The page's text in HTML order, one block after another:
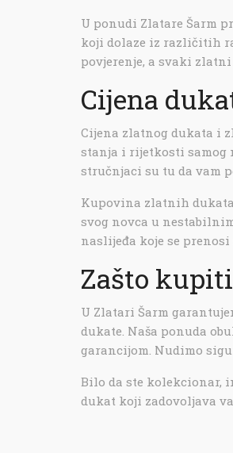
U ponudi Zlatare Šarm
koji dolaze iz različitih
povjerenje, a svaki
Cijena
Cijena zlatnog dukata i
stanja i rijetkosti samog
stručnjaci su tu da vam
Kupovina zlatnih
svog novca u
naslijeđa koje se
Zašto
U Zlatari Šarm
dukate. Naša ponuda
garancijom. Nudimo
Bilo da ste kolekcionar,
dukat koji zadovoljava